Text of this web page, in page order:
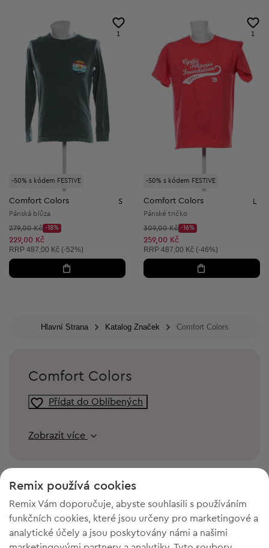
-50% s kódem FESTIVE
1
Comfort Colors S
Pánská blůza
Původní cena:
279,00 Kč
Discount Price:
-18%
Snížená cena:
229,00 Kč
Doporučená cena:
RRP 487,00 Kč (-52%)
-50% s kódem FESTIVE
1
Comfort Colors
Pánské tričko
Původní cena:
309,00 Kč
Discount Price:
-16%
Snížená cena:
259,00 Kč
Doporučená cena:
RRP 487,00 Kč (-46%)
Hlavní Strana Katalog Značek Comfort Colors
Comfort Colors
Přídat do Oblíbených
Zobrazit více
Remix používá cookies
Remix Vám doporučuje, abyste souhlasili s používáním
funkčních cookies, které jsou určeny pro marketingové a
analytické účely a jsou poskytovány námi a našimi